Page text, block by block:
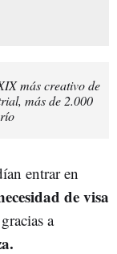
más creativo de
más de 2.000
entrar en
de visa
a